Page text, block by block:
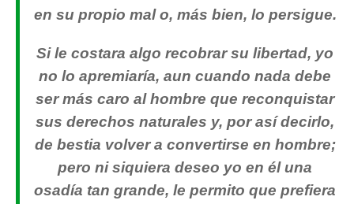
en su propio mal o, más bien, lo persigue.
Si le costara algo recobrar su libertad, yo
no lo apremiaría, aun cuando nada debe
ser más caro al hombre que reconquistar
sus derechos naturales y, por así decirlo,
de bestia volver a convertirse en hombre;
pero ni siquiera deseo yo en él una
osadía tan grande, le permito que prefiera